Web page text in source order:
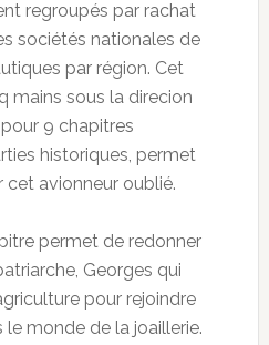
regroupés par rachat
sociétés nationales de
par région. Cet
mains sous la direcion
9 chapitres
historiques, permet
avionneur oublié.
permet de redonner
Georges qui
pour rejoindre
le monde de la joaillerie.